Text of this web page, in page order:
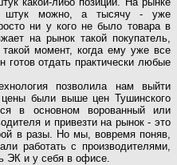
штук можно, а тысячу - уже
ни у кого не было товара в
на рынок такой покупатель,
момент, когда ему уже все
готов отдать практически любые
позволила нам выйти
были выше цен Тушинского
в основном ворованный или
и привезти на рынок - это
в разы. Но мы, вовремя поняв,
работать с производителями,
ЭК и у себя в офисе.